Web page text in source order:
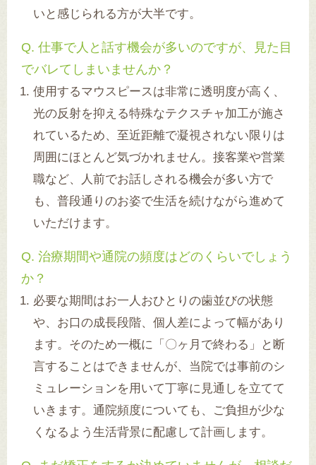
いと感じられる方が大半です。
Q. 仕事で人と話す機会が多いのですが、見た目
でバレてしまいませんか？
使用するマウスピースは非常に透明度が高く、
光の反射を抑える特殊なテクスチャ加工が施さ
れているため、至近距離で凝視されない限りは
周囲にほとんど気づかれません。接客業や営業
職など、人前でお話しされる機会が多い方で
も、普段通りのお姿で生活を続けながら進めて
いただけます。
Q. 治療期間や通院の頻度はどのくらいでしょう
か？
必要な期間はお一人おひとりの歯並びの状態
や、お口の成長段階、個人差によって幅があり
ます。そのため一概に「〇ヶ月で終わる」と断
言することはできませんが、当院では事前のシ
ミュレーションを用いて丁寧に見通しを立てて
いきます。通院頻度についても、ご負担が少な
くなるよう生活背景に配慮して計画します。